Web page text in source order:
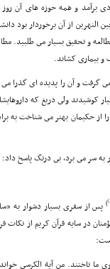
برآمد و همه حوزه هاى آن روز
النهرین از آن برخوردار بود
و تحقیق بسیار مى طلبید.
و بیمارى کشاند.
گرفت و آن را پدیده اى گذرا مى
ولى دریغ که
از حکیمان بهتر مى شناخت
به سر مى برد، بى درنگ پاسخ
)پس از سفرى بسیار دشوار به
در سایه قرآن کریم از نکات
تاختند. من آیة الکرسى